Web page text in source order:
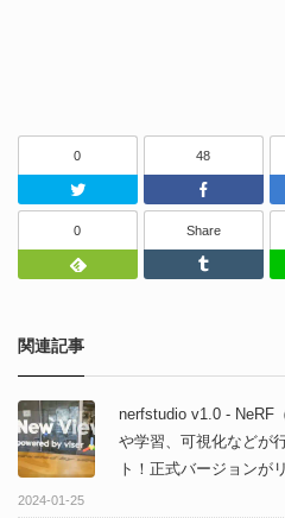
0
Twitter
48
0
Feedly
Share
関連記事
nerfstudio v1.0 - NeRF
や学習、可視化などが
ト！正式バージョンが
2024-01-25